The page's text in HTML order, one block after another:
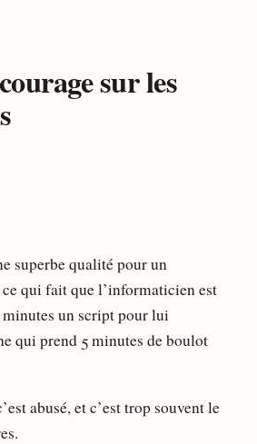
sur les
superbe qualité pour un
qui fait que l’informaticien est
minutes un script pour lui
qui prend 5 minutes de boulot
abusé, et c’est trop souvent le